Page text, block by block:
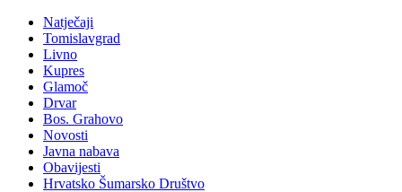
Natječaji
Tomislavgrad
Livno
Kupres
Glamoč
Drvar
Bos. Grahovo
Novosti
Javna nabava
Obavijesti
Hrvatsko Šumarsko Društvo